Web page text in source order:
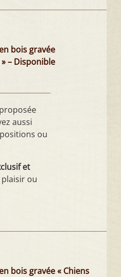
bois gravée
– Disponible
aussi
ou
et
ou
bois gravée « Chiens